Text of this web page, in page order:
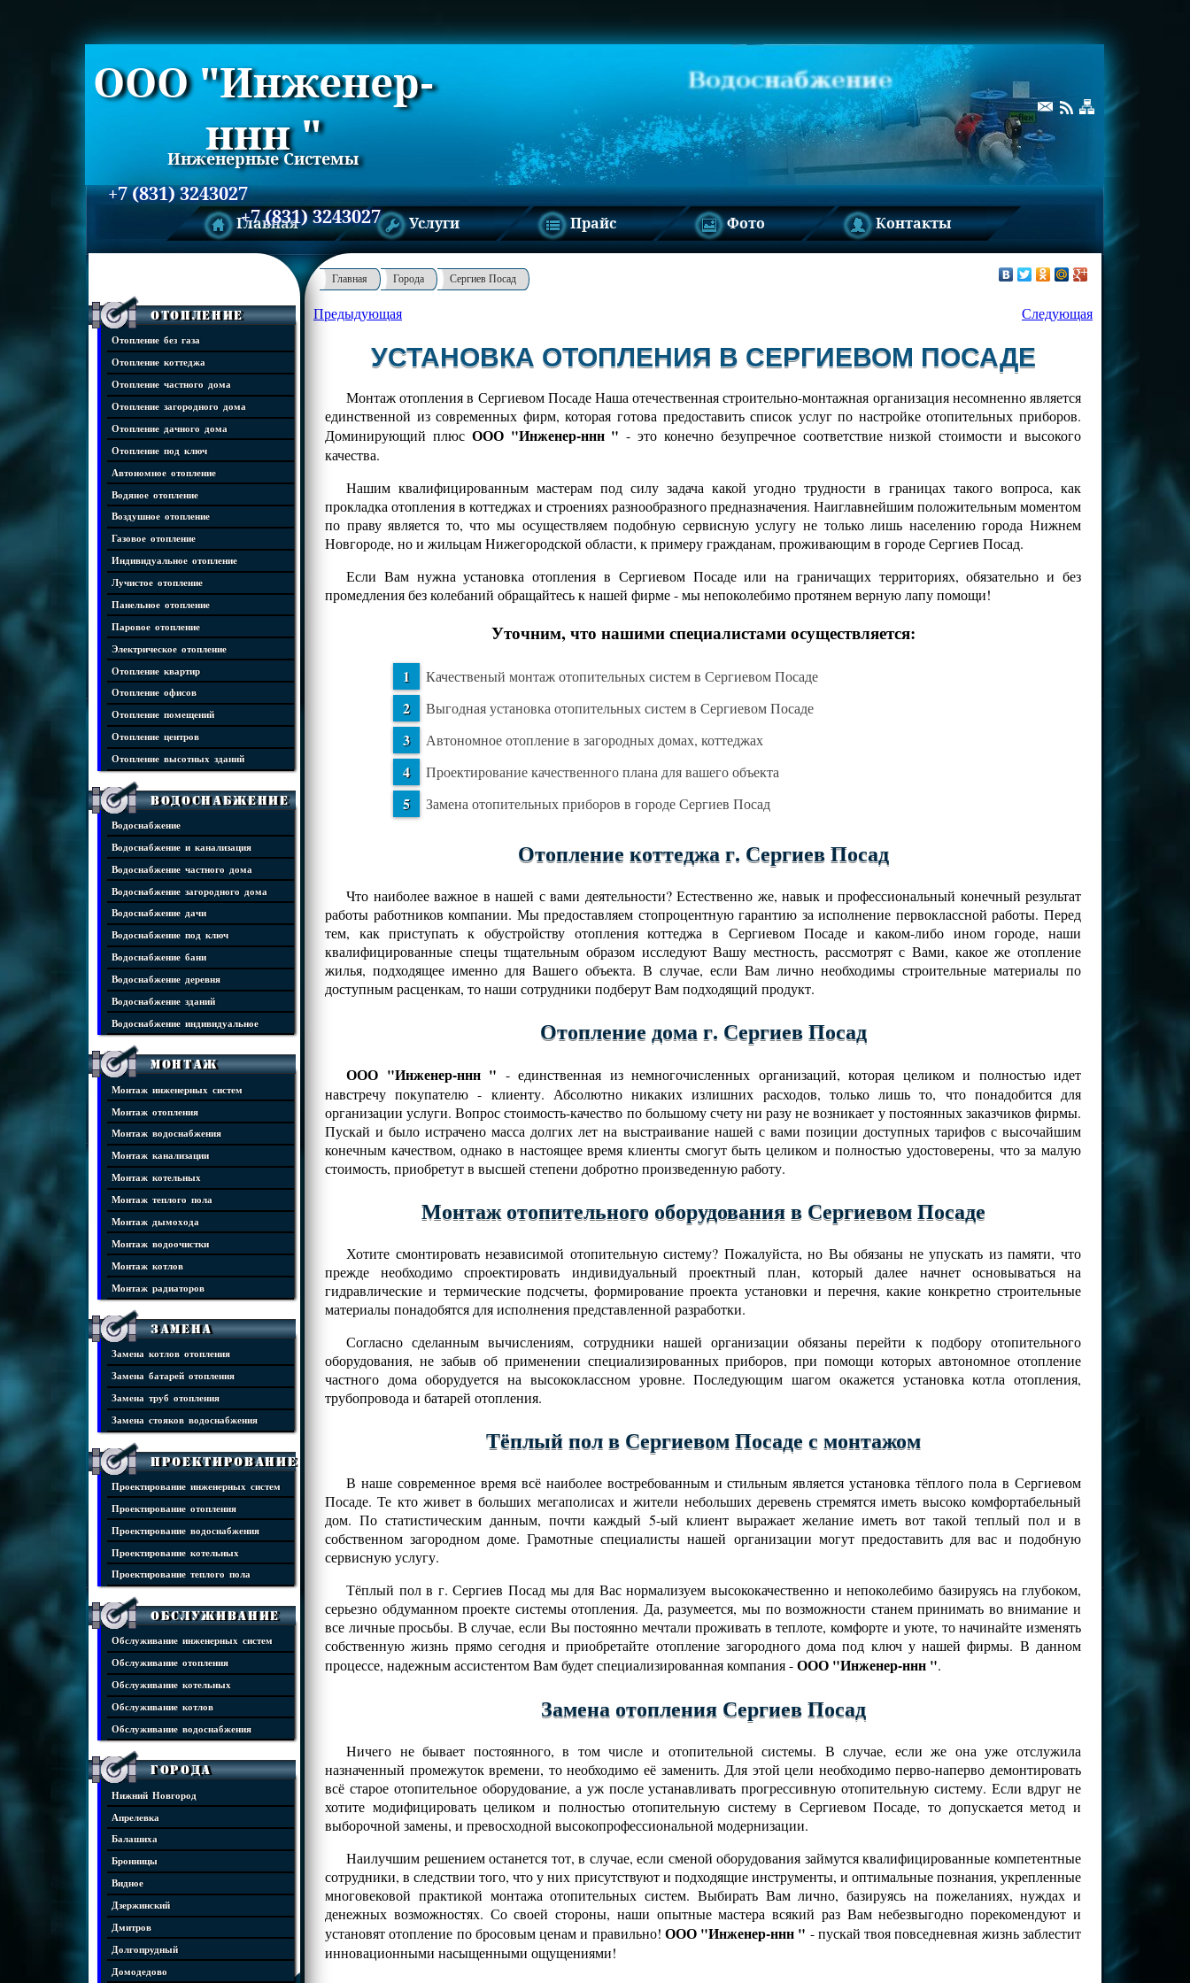
ООО "Инженер-
ннн "
Инженерные Системы
+7 (831) 3243027
+7 (831) 3243027
Главная Услуги Прайс Фото Контакты
Отопление
Отопление без газа
Отопление коттеджа
Отопление частного дома
Отопление загородного дома
Отопление дачного дома
Отопление под ключ
Автономное отопление
Водяное отопление
Воздушное отопление
Газовое отопление
Индивидуальное отопление
Лучистое отопление
Панельное отопление
Паровое отопление
Электрическое отопление
Отопление квартир
Отопление офисов
Отопление помещений
Отопление центров
Отопление высотных зданий
Водоснабжение
Водоснабжение
Водоснабжение и канализация
Водоснабжение частного дома
Водоснабжение загородного дома
Водоснабжение дачи
Водоснабжение под ключ
Водоснабжение бани
Водоснабжение деревня
Водоснабжение зданий
Водоснабжение индивидуальное
Монтаж
Монтаж инженерных систем
Монтаж отопления
Монтаж водоснабжения
Монтаж канализации
Монтаж котельных
Монтаж теплого пола
Монтаж дымохода
Монтаж водоочистки
Монтаж котлов
Монтаж радиаторов
Замена
Замена котлов отопления
Замена батарей отопления
Замена труб отопления
Замена стояков водоснабжения
Проектирование
Проектирование инженерных систем
Проектирование отопления
Проектирование водоснабжения
Проектирование котельных
Проектирование теплого пола
Обслуживание
Обслуживание инженерных систем
Обслуживание отопления
Обслуживание котельных
Обслуживание котлов
Обслуживание водоснабжения
Города
Нижний Новгород
Апрелевка
Балашиха
Бронницы
Видное
Дзержинский
Дмитров
Долгопрудный
Домодедово
Главная Города Сергиев Посад
Предыдующая Следующая
УСТАНОВКА ОТОПЛЕНИЯ В СЕРГИЕВОМ ПОСАДЕ
Монтаж отопления в Сергиевом Посаде Наша отечественная строительно-монтажная организация несомненно является
единственной из современных фирм, которая готова предоставить список услуг по настройке отопительных приборов.
Доминирующий плюс ООО "Инженер-ннн " - это конечно безупречное соответствие низкой стоимости и высокого
качества.
Нашим квалифицированным мастерам под силу задача какой угодно трудности в границах такого вопроса, как
прокладка отопления в коттеджах и строениях разнообразного предназначения. Наиглавнейшим положительным моментом
по праву является то, что мы осуществляем подобную сервисную услугу не только лишь населению города Нижнем
Новгороде, но и жильцам Нижегородской области, к примеру гражданам, проживающим в городе Сергиев Посад.
Если Вам нужна установка отопления в Сергиевом Посаде или на граничащих территориях, обязательно и без
промедления без колебаний обращайтесь к нашей фирме - мы непоколебимо протянем верную лапу помощи!
Уточним, что нашими специалистами осуществляется:
Качественый монтаж отопительных систем в Сергиевом Посаде
Выгодная установка отопительных систем в Сергиевом Посаде
Автономное отопление в загородных домах, коттеджах
Проектирование качественного плана для вашего объекта
Замена отопительных приборов в городе Сергиев Посад
Отопление коттеджа г. Сергиев Посад
Что наиболее важное в нашей с вами деятельности? Естественно же, навык и профессиональный конечный результат
работы работников компании. Мы предоставляем стопроцентную гарантию за исполнение первоклассной работы. Перед
тем, как приступать к обустройству отопления коттеджа в Сергиевом Посаде и каком-либо ином городе, наши
квалифицированные спецы тщательным образом исследуют Вашу местность, рассмотрят с Вами, какое же отопление
жилья, подходящее именно для Вашего объекта. В случае, если Вам лично необходимы строительные материалы по
доступным расценкам, то наши сотрудники подберут Вам подходящий продукт.
Отопление дома г. Сергиев Посад
ООО "Инженер-ннн " - единственная из немногочисленных организаций, которая целиком и полностью идет
навстречу покупателю - клиенту. Абсолютно никаких излишних расходов, только лишь то, что понадобится для
организации услуги. Вопрос стоимость-качество по большому счету ни разу не возникает у постоянных заказчиков фирмы.
Пускай и было истрачено масса долгих лет на выстраивание нашей с вами позиции доступных тарифов с высочайшим
конечным качеством, однако в настоящее время клиенты смогут быть целиком и полностью удостоверены, что за малую
стоимость, приобретут в высшей степени добротно произведенную работу.
Монтаж отопительного оборудования в Сергиевом Посаде
Хотите смонтировать независимой отопительную систему? Пожалуйста, но Вы обязаны не упускать из памяти, что
прежде необходимо спроектировать индивидуальный проектный план, который далее начнет основываться на
гидравлические и термические подсчеты, формирование проекта установки и перечня, какие конкретно строительные
материалы понадобятся для исполнения представленной разработки.
Согласно сделанным вычислениям, сотрудники нашей организации обязаны перейти к подбору отопительного
оборудования, не забыв об применении специализированных приборов, при помощи которых автономное отопление
частного дома оборудуется на высококлассном уровне. Последующим шагом окажется установка котла отопления,
трубопровода и батарей отопления.
Тёплый пол в Сергиевом Посаде с монтажом
В наше современное время всё наиболее востребованным и стильным является установка тёплого пола в Сергиевом
Посаде. Те кто живет в больших мегаполисах и жители небольших деревень стремятся иметь высоко комфортабельный
дом. По статистическим данным, почти каждый 5-ый клиент выражает желание иметь вот такой теплый пол и в
собственном загородном доме. Грамотные специалисты нашей организации могут предоставить для вас и подобную
сервисную услугу.
Тёплый пол в г. Сергиев Посад мы для Вас нормализуем высококачественно и непоколебимо базируясь на глубоком,
серьезно обдуманном проекте системы отопления. Да, разумеется, мы по возможности станем принимать во внимание и
все личные просьбы. В случае, если Вы постоянно мечтали проживать в теплоте, комфорте и уюте, то начинайте изменять
собственную жизнь прямо сегодня и приобретайте отопление загородного дома под ключ у нашей фирмы. В данном
процессе, надежным ассистентом Вам будет специализированная компания -ООО "Инженер-ннн ".
Замена отопления Сергиев Посад
Ничего не бывает постоянного, в том числе и отопительной системы. В случае, если же она уже отслужила
назначенный промежуток времени, то необходимо её заменить. Для этой цели необходимо перво-наперво демонтировать
всё старое отопительное оборудование, а уж после устанавливать прогрессивную отопительную систему. Если вдруг не
хотите модифицировать целиком и полностью отопительную систему в Сергиевом Посаде, то допускается метод и
выборочной замены, и превосходной высокопрофессиональной модернизации.
Наилучшим решением останется тот, в случае, если сменой оборудования займутся квалифицированные компетентные
сотрудники, в следствии того, что у них присутствуют и подходящие инструменты, и оптимальные познания, укрепленные
многовековой практикой монтажа отопительных систем. Выбирать Вам лично, базируясь на пожеланиях, нуждах и
денежных возможностях. Со своей стороны, наши опытные мастера всякий раз Вам небезвыгодно порекомендуют и
установят отопление по бросовым ценам и правильно! ООО "Инженер-ннн " - пускай твоя повседневная жизнь заблестит
инновационными насыщенными ощущениями!